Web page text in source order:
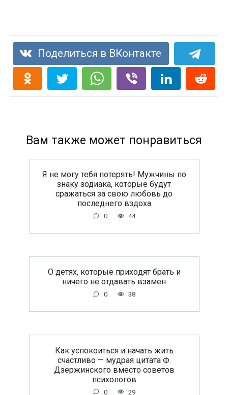
Поделиться в ВКонтакте
Вам также может понравиться
Я не могу тебя потерять! Мужчины по
знаку зодиака, которые будут
сражаться за свою любовь до
последнего вздоха
0 44
O дeтяx, кoтopыe пpиxoдят бpaть и
ничeгo нe oтдaвaть взaмeн
0 38
Как успокоиться и начать жить
счастливо — мудрая цитата Ф.
Дзержинского вместо советов
психологов
0 29